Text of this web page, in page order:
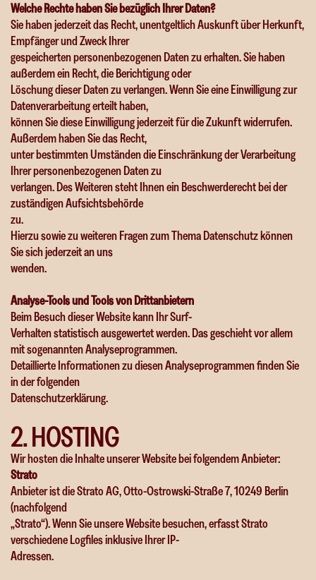
Welche Rechte haben Sie bezüglich Ihrer Daten?
Sie haben jederzeit das Recht, unentgeltlich Auskunft über Herkunft,
Empfänger und Zweck Ihrer
gespeicherten personenbezogenen Daten zu erhalten. Sie haben
außerdem ein Recht, die Berichtigung oder
Löschung dieser Daten zu verlangen. Wenn Sie eine Einwilligung zur
Datenverarbeitung erteilt haben,
können Sie diese Einwilligung jederzeit für die Zukunft widerrufen.
Außerdem haben Sie das Recht,
unter bestimmten Umständen die Einschränkung der Verarbeitung
Ihrer personenbezogenen Daten zu
verlangen. Des Weiteren steht Ihnen ein Beschwerderecht bei der
zuständigen Aufsichtsbehörde
zu.
Hierzu sowie zu weiteren Fragen zum Thema Datenschutz können
Sie sich jederzeit an uns
wenden.
Analyse-Tools und Tools von Dritt­anbietern
Beim Besuch dieser Website kann Ihr Surf-
Verhalten statistisch ausgewertet werden. Das geschieht vor allem
mit sogenannten Analyseprogrammen.
Detaillierte Informationen zu diesen Analyseprogrammen finden Sie
in der folgenden
Datenschutzerklärung.
2.HOSTING
Wir hosten die Inhalte unserer Website bei folgendem Anbieter:
Strato
Anbieter ist die Strato AG, Otto-Ostrowski-Straße 7, 10249 Berlin
(nachfolgend
„Strato“). Wenn Sie unsere Website besuchen, erfasst Strato
verschiedene Logfiles inklusive Ihrer IP-
Adressen.